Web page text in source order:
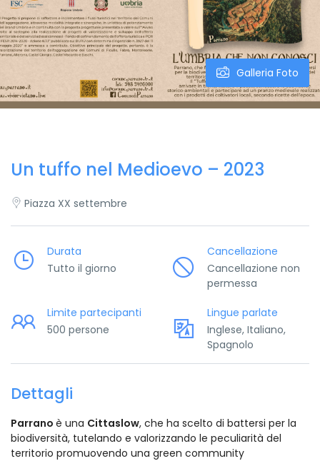
Galleria Foto
Un tuffo nel Medioevo – 2023
Piazza XX settembre
Durata
Tutto il giorno
Cancellazione
Cancellazione non
permessa
Limite partecipanti
500 persone
Lingue parlate
Inglese, Italiano,
Spagnolo
Dettagli
Parrano è una Cittaslow, che ha scelto di battersi per la
biodiversità, tutelando e valorizzando le peculiarità del
territorio promuovendo una green community